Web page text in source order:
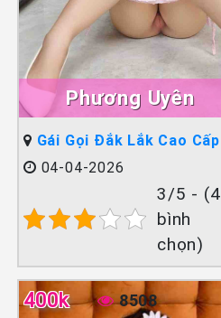
Phương Uyên
Gái Gọi Đắk Lắk Cao Cấp
04-04-2026
3/5 - (4
bình
chọn)
400k 8508